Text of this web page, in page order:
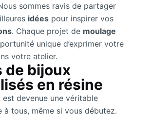
sommes ravis de partager
idées pour inspirer vos
. Chaque projet de moulage
unique d’exprimer votre
votre atelier.
de bijoux
en résine
est devenue une véritable
à tous, même si vous débutez.